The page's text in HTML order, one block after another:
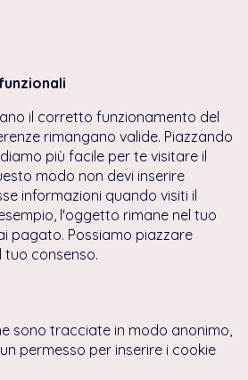
il corretto funzionamento del
rimangano valide. Piazzando
più facile per te visitare il
modo non devi inserire
informazioni quando visiti il
l'oggetto rimane nel tuo
pagato. Possiamo piazzare
tuo consenso.
sono tracciate in modo anonimo,
permesso per inserire i cookie